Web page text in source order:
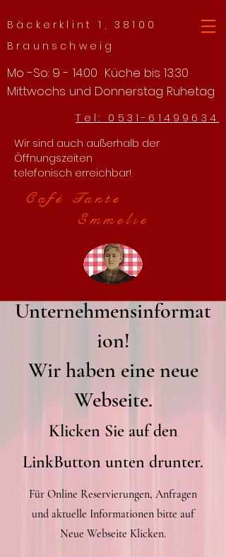
Bäckerklint 1, 38100
Braunschweig
Mo -So: 9 - 14:00 Küche bis 13:30
Mittwochs und Donnerstag Ruhetag
Tel: 0531-61499634
Wir sind auch außerhalb der
Öffnungszeiten
telefonisch erreichbar!
Café Tante
Emmelie
Unternehmensinformat
ion!
Wir haben eine neue
Webseite.
Klicken Sie auf den
LinkButton unten drunter.
Für Online Reservierungen, Anfragen
und aktuelle Informationen bitte auf
Neue Webseite Klicken.